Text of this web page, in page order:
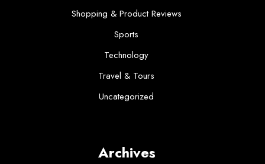
Shopping & Product Reviews
Sports
Technology
Travel & Tours
Uncategorized
Archives